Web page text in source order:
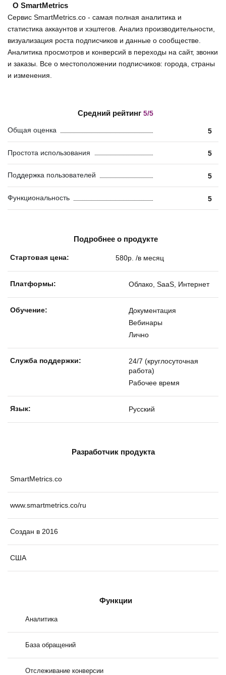
О SmartMetrics
Сервис SmartMetrics.co - cамая полная аналитика и
статистика аккаунтов и хэштегов. Анализ производительности,
визуализация роста подписчиков и данные о сообществе.
Аналитика просмотров и конверсий в переходы на сайт, звонки
и заказы. Все о местоположении подписчиков: города, страны
и изменения.
Средний рейтинг 5/5
Общая оценка 5
Простота использования 5
Поддержка пользователей 5
Функциональность 5
Подробнее о продукте
Стартовая цена: 580р. /в месяц
Платформы: Облако, SaaS, Интернет
Обучение:
Документация
Вебинары
Лично
Службa поддержки:
24/7 (круглосуточная
работа)
Рабочее время
Язык: Русский
Разработчик продукта
SmartMetrics.co
www.smartmetrics.co/ru
Создан в 2016
США
Функции
Аналитика
База обращений
Отслеживание конверсии